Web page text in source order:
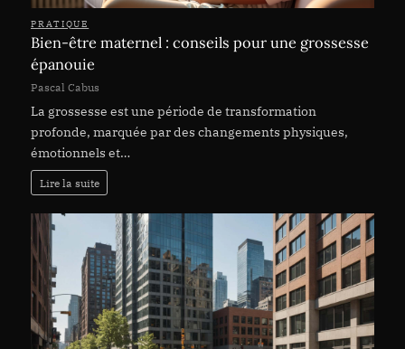
PRATIQUE
Bien-être maternel : conseils pour une grossesse
épanouie
Pascal Cabus
La grossesse est une période de transformation
profonde, marquée par des changements physiques,
émotionnels et…
Lire la suite